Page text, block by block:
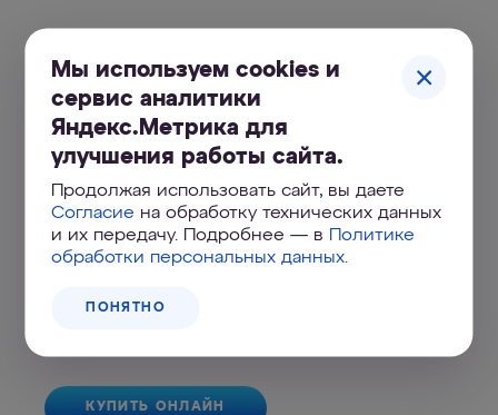
Купить АКВАФОР Кантри А6
КУПИТЬ ОНЛАЙН
Мы используем cookies и
сервис аналитики
Яндекс.Метрика для
улучшения работы сайта.
Продолжая использовать сайт, вы даете
Согласие на обработку технических данных
и их передачу. Подробнее — в Политике
обработки персональных данных
ПОНЯТНО